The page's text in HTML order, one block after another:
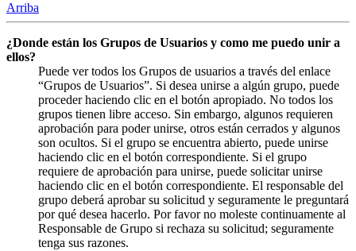
Arriba
¿Donde están los Grupos de Usuarios y como me puedo unir a
ellos?
Puede ver todos los Grupos de usuarios a través del enlace
“Grupos de Usuarios”. Si desea unirse a algún grupo, puede
proceder haciendo clic en el botón apropiado. No todos los
grupos tienen libre acceso. Sin embargo, algunos requieren
aprobación para poder unirse, otros están cerrados y algunos
son ocultos. Si el grupo se encuentra abierto, puede unirse
haciendo clic en el botón correspondiente. Si el grupo
requiere de aprobación para unirse, puede solicitar unirse
haciendo clic en el botón correspondiente. El responsable del
grupo deberá aprobar su solicitud y seguramente le preguntará
por qué desea hacerlo. Por favor no moleste continuamente al
Responsable de Grupo si rechaza su solicitud; seguramente
tenga sus razones.